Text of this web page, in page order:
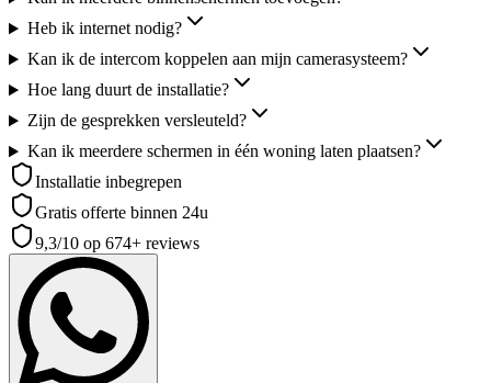
Heb ik internet nodig?
Kan ik de intercom koppelen aan mijn camerasysteem?
Hoe lang duurt de installatie?
Zijn de gesprekken versleuteld?
Kan ik meerdere schermen in één woning laten plaatsen?
Installatie inbegrepen
Gratis offerte binnen 24u
9,3/10 op 674+ reviews